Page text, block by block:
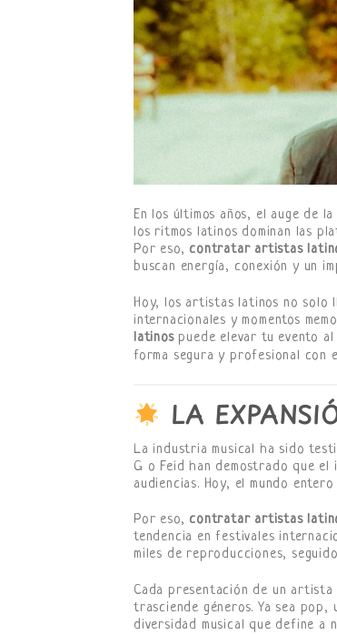
En los últimos años, el auge de
los ritmos latinos dominan las
Por eso, contratar artistas
buscan energía, conexión y un
Hoy, los artistas latinos no solo
internacionales y momentos
latinospuede elevar tu evento al
forma segura y profesional con
LA
La industria musical ha sido
G o Feid han demostrado que
audiencias. Hoy, el mundo
Por eso, contratar artistas
tendencia en festivales
miles de reproducciones,
Cada presentación de un
trasciende géneros. Ya sea
diversidad musical que define a